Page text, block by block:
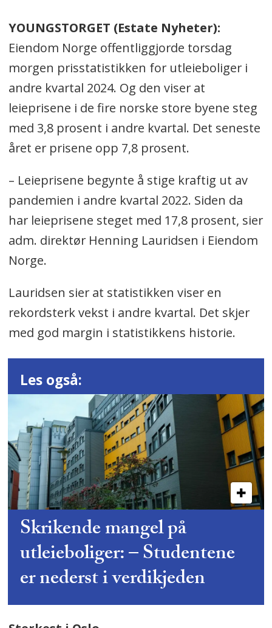
YOUNGSTORGET (Estate Nyheter):
Eiendom Norge offentliggjorde torsdag
morgen prisstatistikken for utleieboliger i
andre kvartal 2024. Og den viser at
leieprisene i de fire norske store byene steg
med 3,8 prosent i andre kvartal. Det seneste
året er prisene opp 7,8 prosent.
– Leieprisene begynte å stige kraftig ut av
pandemien i andre kvartal 2022. Siden da
har leieprisene steget med 17,8 prosent, sier
adm. direktør Henning Lauridsen i Eiendom
Norge.
Lauridsen sier at statistikken viser en
rekordsterk vekst i andre kvartal. Det skjer
med god margin i statistikkens historie.
Les også:
Skrikende mangel på
utleieboliger: – Studentene
er nederst i verdikjeden